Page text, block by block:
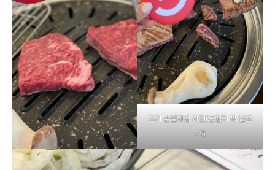
고기 손질과정 사진(군침이 싹 돌죠
~?)